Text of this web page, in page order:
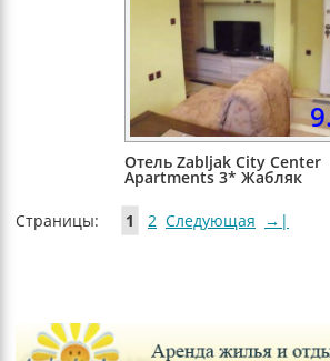
Отель Zabljak City Center
Apartments 3* Жабляк
Страницы: 1 2 Следующая →|